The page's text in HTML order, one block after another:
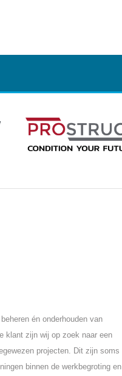
én onderhouden van
klant zijn wij op zoek naar een
projecten. Dit zijn soms
binnen de werkbegroting